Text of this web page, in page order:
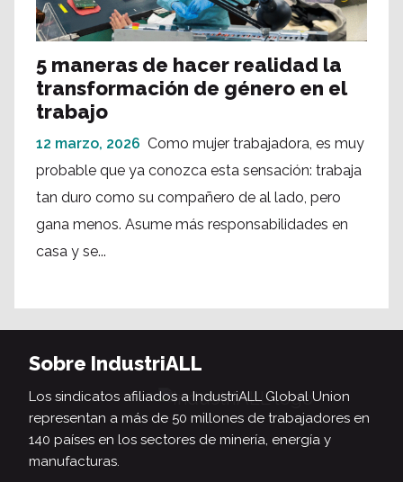
5 maneras de hacer realidad la
transformación de género en el
trabajo
12 marzo, 2026 Como mujer trabajadora, es muy
probable que ya conozca esta sensación: trabaja
tan duro como su compañero de al lado, pero
gana menos. Asume más responsabilidades en
casa y se...
Sobre IndustriALL
Los sindicatos afiliados a IndustriALL Global Union
representan a más de 50 millones de trabajadores en
140 países en los sectores de minería, energía y
manufacturas.